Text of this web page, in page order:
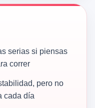
serias si piensas
correr
pero no
cada día